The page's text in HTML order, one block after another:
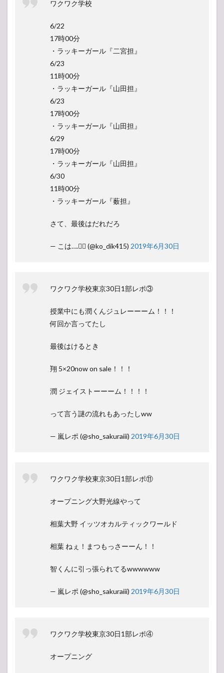
ワクワク学校
6/22
17時00分
・ラッキーガール『二宮担』
6/23
11時00分
・ラッキーガール『山田担』
6/23
17時00分
・ラッキーガール『山田担』
6/29
17時00分
・ラッキーガール『山田担』
6/30
11時00分
・ラッキーガール『薮担』
さて、最後はだれだろ
— こは….🧞‍♀️ (@ko_dik415) 2019年6月30日
ワクワク学校東京30日1部レポ③
授業中にも潤くんジュレーーーム！！！
何回か言ってたし
最後はけるとき
翔 5×20now on sale！！！
潤 ジェイストーーーム！！！！
って言う謎の流れもあったしww
— 嵐レポ (@sho_sakuraiii) 2019年6月30日
ワクワク学校東京30日1部レポ⑪
オープニング大野光線やって
相葉大野 イッツオカルティックワールド
相葉 ねぇ！まつもっさーーん！！
智くんに引っ張られてるwwwwww
— 嵐レポ (@sho_sakuraiii) 2019年6月30日
ワクワク学校東京30日1部レポ④
オープニング